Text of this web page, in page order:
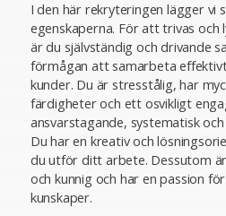
I den här rekryteringen lägger vi
egenskaperna. För att trivas och
är du självständig och drivande
förmågan att samarbeta
kunder. Du är stresstålig, har
färdigheter och ett osvikligt
ansvarstagande, systematisk
Du har en kreativ och
du utför ditt arbete. Dessutom
och kunnig och har en passion
kunskaper.